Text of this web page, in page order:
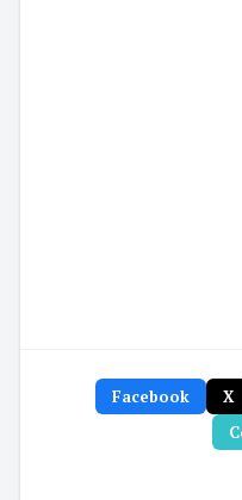
Facebook X